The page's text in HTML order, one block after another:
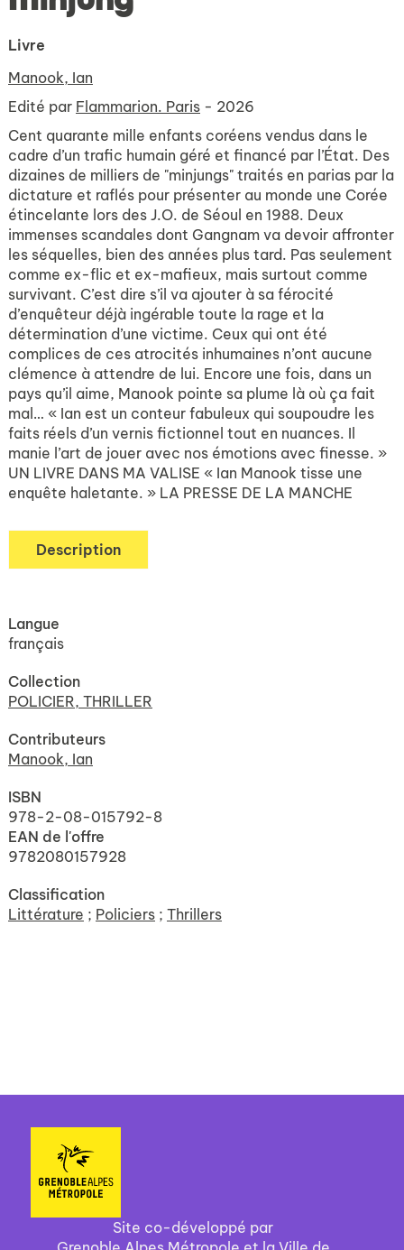
Livre
Manook, Ian
Edité par Flammarion. Paris - 2026
Cent quarante mille enfants coréens vendus dans le
cadre d’un trafic humain géré et financé par l’État. Des
dizaines de milliers de "minjungs" traités en parias par la
dictature et raflés pour présenter au monde une Corée
étincelante lors des J.O. de Séoul en 1988. Deux
immenses scandales dont Gangnam va devoir affronter
les séquelles, bien des années plus tard. Pas seulement
comme ex-flic et ex-mafieux, mais surtout comme
survivant. C’est dire s’il va ajouter à sa férocité
d’enquêteur déjà ingérable toute la rage et la
détermination d’une victime. Ceux qui ont été
complices de ces atrocités inhumaines n’ont aucune
clémence à attendre de lui. Encore une fois, dans un
pays qu’il aime, Manook pointe sa plume là où ça fait
mal… « Ian est un conteur fabuleux qui soupoudre les
faits réels d’un vernis fictionnel tout en nuances. Il
manie l’art de jouer avec nos émotions avec finesse. »
UN LIVRE DANS MA VALISE « Ian Manook tisse une
enquête haletante. » LA PRESSE DE LA MANCHE
Description
Langue
français
Collection
POLICIER, THRILLER
Contributeurs
Manook, Ian
ISBN
978-2-08-015792-8
EAN de l'offre
9782080157928
Classification
Littérature ; Policiers ; Thrillers
Site co-développé par